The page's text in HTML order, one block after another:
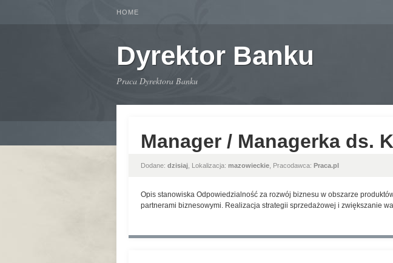
HOME
Dyrektor Banku
Praca Dyrektora Banku
Manager / Managerka ds.
Dodane: dzisiaj , Lokalizacja: mazowieckie , Pracodawca: Praca.pl
Opis stanowiska Odpowiedzialność za rozwój biznesu w obszarze
partnerami biznesowymi. Realizacja strategii sprzedażowej i zwiększanie